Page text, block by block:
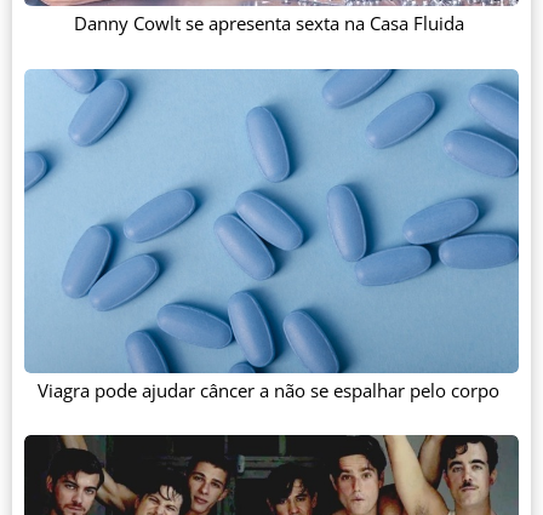
Danny Cowlt se apresenta sexta na Casa Fluida
Viagra pode ajudar câncer a não se espalhar pelo corpo